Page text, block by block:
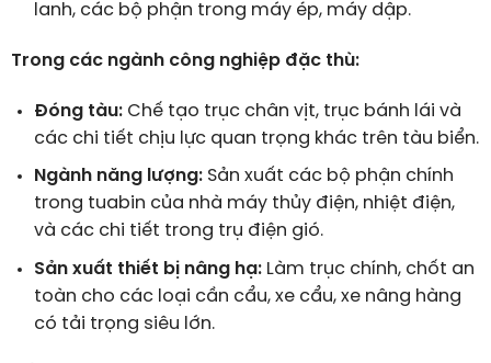
lanh, các bộ phận trong máy ép, máy dập.
Trong các ngành công nghiệp đặc thù:
Đóng tàu:Chế tạo trục chân vịt, trục bánh lái và
các chi tiết chịu lực quan trọng khác trên tàu biển.
Ngành năng lượng:Sản xuất các bộ phận chính
trong tuabin của nhà máy thủy điện, nhiệt điện,
và các chi tiết trong trụ điện gió.
Sản xuất thiết bị nâng hạ:Làm trục chính, chốt an
toàn cho các loại cần cẩu, xe cẩu, xe nâng hàng
có tải trọng siêu lớn.